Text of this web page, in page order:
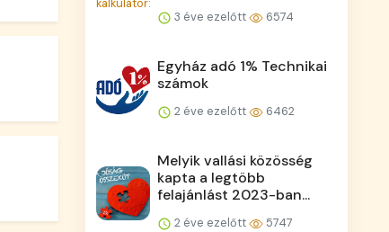
3 éve ezelőtt 6574
Egyház adó 1% Technikai
számok
2 éve ezelőtt 6462
Melyik vallási közösség
kapta a legtöbb
felajánlást 2023-ban...
2 éve ezelőtt 5747